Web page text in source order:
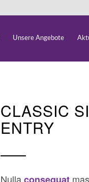
Unsere Angebote
CLASSIC
ENTRY
Nulla